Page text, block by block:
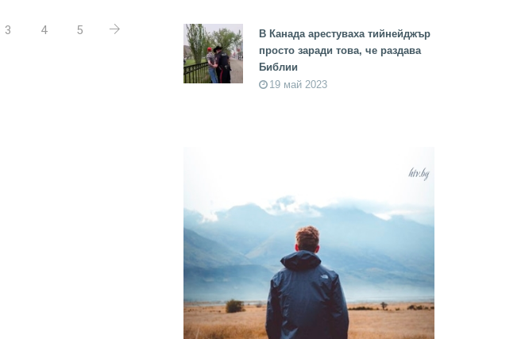
3 4 5
В Канада арестуваха тийнейджър
просто заради това, че раздава
Библии
19 май 2023